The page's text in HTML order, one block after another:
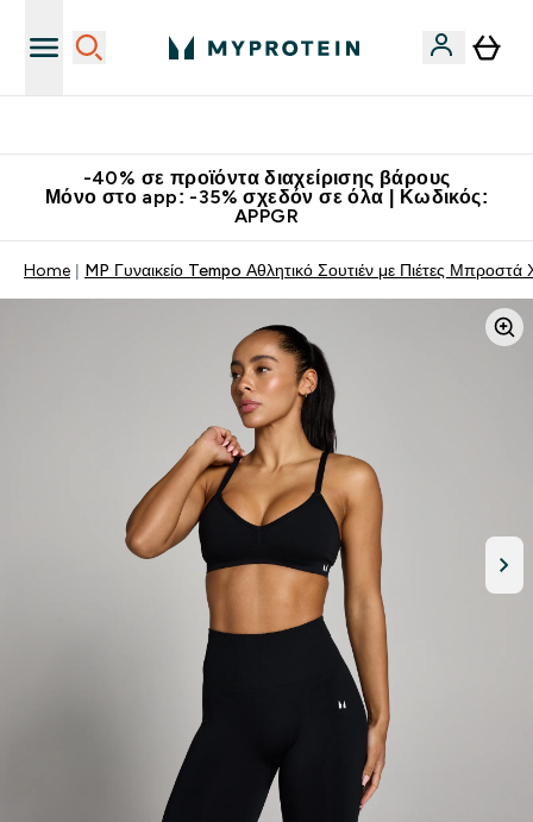
-40% σε προϊόντα διαχείρισης βάρους
Μόνο στο app: -35% σχεδόν σε όλα | Κωδικός:
APPGR
Home MP Γυναικείο Tempo Αθλητικό Σουτιέν με Πιέτες